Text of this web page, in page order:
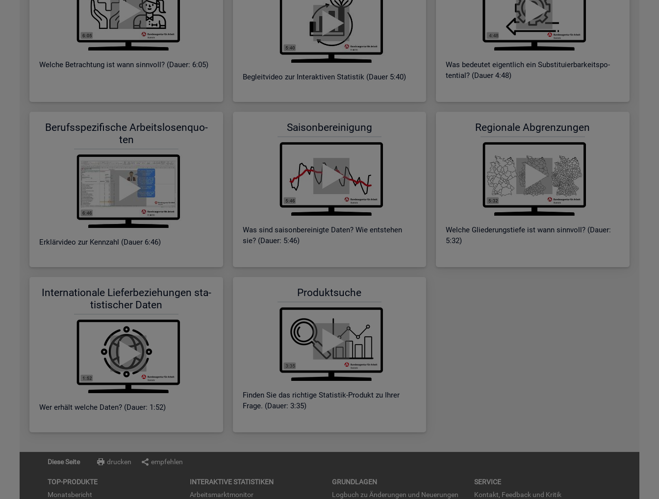
Wel­che Be­trach­tung ist wann sinn­voll? (Dauer: 6:05)
Be­gleit­vi­deo zur In­ter­ak­ti­ven Sta­tis­tik (Dauer 5:40)
Was be­deu­tet ei­gent­lich ein Sub­sti­tu­ier­bar­keits­po­
ten­ti­al? (Dauer 4:48)
Be­rufs­spe­zi­fi­sche Ar­beits­lo­sen­quo­
ten
Er­klär­vi­deo zur Kenn­zahl (Dauer 6:46)
Sai­son­be­rei­ni­gung
Was sind sai­son­be­rei­nig­te Daten? Wie ent­ste­hen
sie? (Dauer: 5:46)
Re­gio­na­le Ab­gren­zun­gen
Wel­che Glie­de­rungs­tie­fe ist wann sinn­voll? (Dauer:
5:32)
In­ter­na­tio­na­le Lie­fer­be­zie­hun­gen sta­
tis­ti­scher Daten
Wer er­hält wel­che Daten? (Dauer: 1:52)
Pro­dukt­su­che
Fin­den Sie das rich­ti­ge Sta­tis­tik-Pro­dukt zu Ihrer
Frage. (Dauer: 3:35)
Diese Seite drucken empfehlen
TOP-PRO­DUK­TE
Mo­nats­be­richt
IN­TER­AK­TI­VE STA­TIS­TI­KEN
Ar­beits­markt­mo­ni­tor
GRUND­LA­GEN
Log­buch zu Än­de­run­gen und Neue­run­gen
SER­VICE
Kon­takt, Feed­back und Kri­tik